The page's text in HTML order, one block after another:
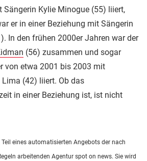
Kylie Minogue (55) liiert,
er in einer Beziehung mit Sängerin
In den frühen 2000er Jahren war der
(56) zusammen und sogar
von etwa 2001 bis 2003 mit
(42) liiert. Ob das
in einer Beziehung ist, ist nicht
Teil eines automatisierten Angebots der nach
arbeitenden Agentur spot on news. Sie wird